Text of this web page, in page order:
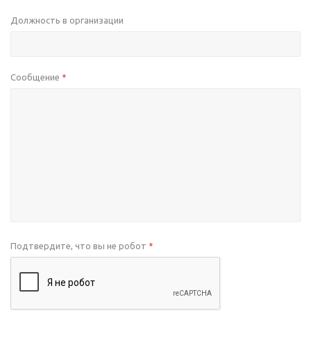
Должность в организации
Сообщение *
Подтвердите, что вы не робот *